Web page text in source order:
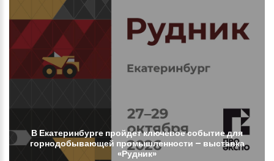
В Екатеринбурге пройдетключевоесобытиедля
горнодобывающей промышленности – выставка
«Рудник»